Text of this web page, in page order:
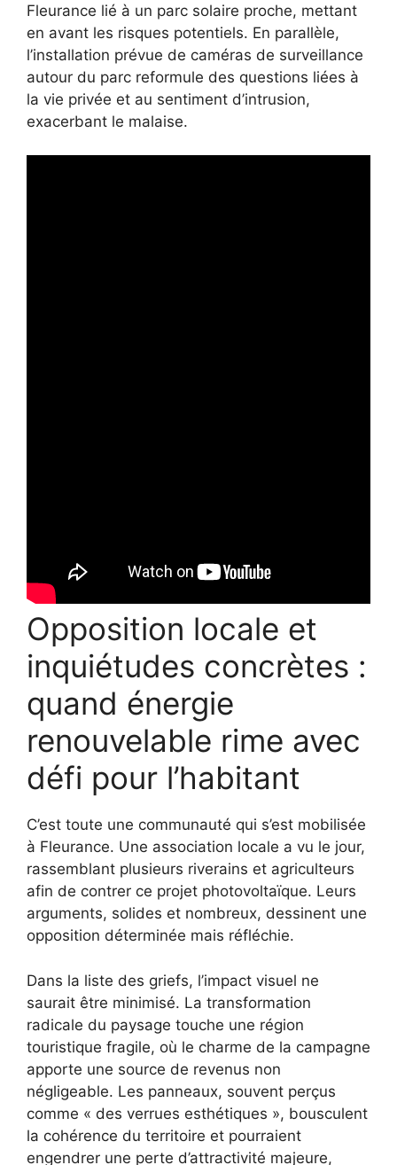
Fleurance lié à un parc solaire proche, mettant
en avant les risques potentiels. En parallèle,
l’installation prévue de caméras de surveillance
autour du parc reformule des questions liées à
la vie privée et au sentiment d’intrusion,
exacerbant le malaise.
Opposition locale et
inquiétudes concrètes :
quand énergie
renouvelable rime avec
défi pour l’habitant
C’est toute une communauté qui s’est mobilisée
à Fleurance. Une association locale a vu le jour,
rassemblant plusieurs riverains et agriculteurs
afin de contrer ce projet photovoltaïque. Leurs
arguments, solides et nombreux, dessinent une
opposition déterminée mais réfléchie.
Dans la liste des griefs, l’impact visuel ne
saurait être minimisé. La transformation
radicale du paysage touche une région
touristique fragile, où le charme de la campagne
apporte une source de revenus non
négligeable. Les panneaux, souvent perçus
comme « des verrues esthétiques », bousculent
la cohérence du territoire et pourraient
engendrer une perte d’attractivité majeure,